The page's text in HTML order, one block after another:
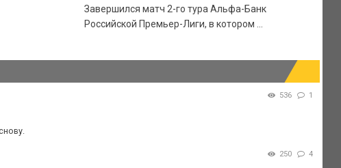
Завершился матч 2-го тура Альфа-Банк
Российской Премьер-Лиги, в котором ...
536 1
250 4